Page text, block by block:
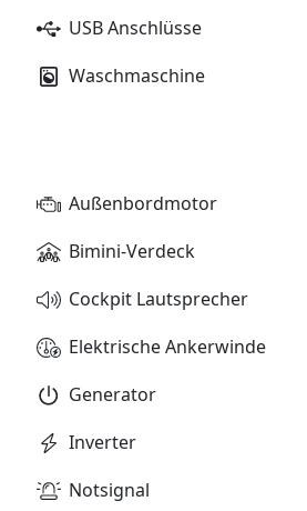
USB Anschlüsse
Waschmaschine
Außenbordmotor
Bimini-Verdeck
Cockpit Lautsprecher
Elektrische Ankerwinde
Generator
Inverter
Notsignal